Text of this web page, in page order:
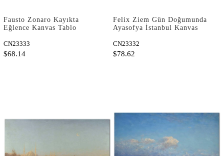
Fausto Zonaro Kayıkta
Eğlence Kanvas Tablo
CN23333
$68.14
Felix Ziem Gün Doğumunda
Ayasofya İstanbul Kanvas
CN23332
$78.62